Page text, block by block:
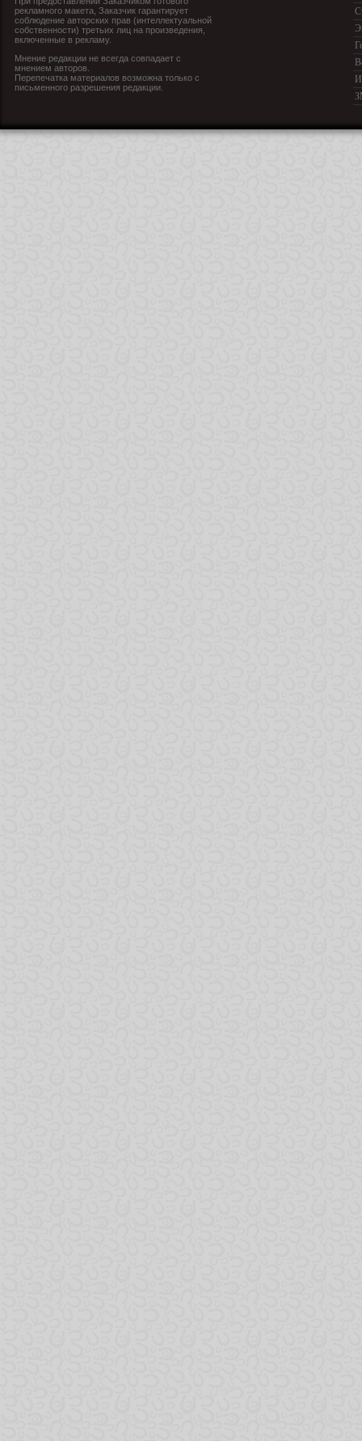
рекламного макета, Заказчик гарантирует
соблюдение авторских прав (интеллектуальной
собственности) третьих лиц на произведения,
включенные в рекламу.
Мнение редакции не всегда совпадает с
мнением авторов.
Перепечатка материалов возможна только с
письменного разрешения редакции.